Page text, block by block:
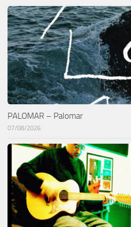
PALOMAR – Palomar
07/08/2026